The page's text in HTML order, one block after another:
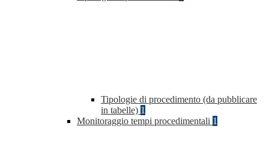
Tipologie di procedimento (da pubblicare
in tabelle) 1
Monitoraggio tempi procedimentali 1